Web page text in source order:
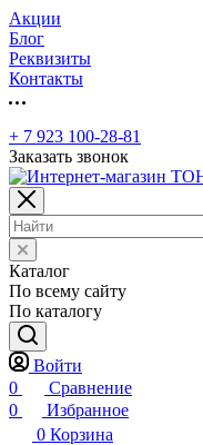
Акции
Блог
Реквизиты
Контакты
+ 7 923 100-28-81
Заказать звонок
Каталог
По всему сайту
По каталогу
Войти
0
Сравнение
0
Избранное
0 Корзина